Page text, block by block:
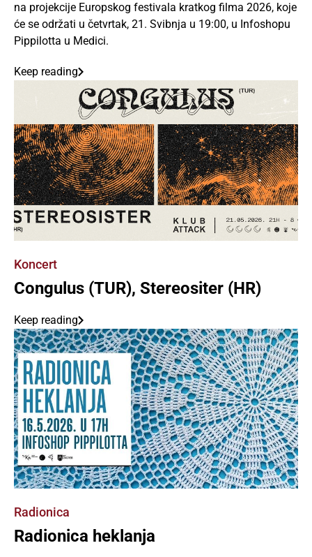
na projekcije Europskog festivala kratkog filma 2026, koje
će se održati u četvrtak, 21. Svibnja u 19:00, u Infoshopu
Pippilotta u Medici.
Keep reading
Koncert
Congulus (TUR), Stereositer (HR)
Keep reading
Radionica
Radionica heklanja